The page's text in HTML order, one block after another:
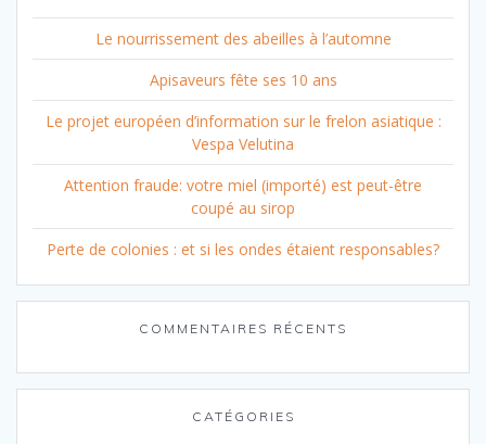
Le nourrissement des abeilles à l’automne
Apisaveurs fête ses 10 ans
Le projet européen d’information sur le frelon asiatique :
Vespa Velutina
Attention fraude: votre miel (importé) est peut-être
coupé au sirop
Perte de colonies : et si les ondes étaient responsables?
COMMENTAIRES RÉCENTS
CATÉGORIES